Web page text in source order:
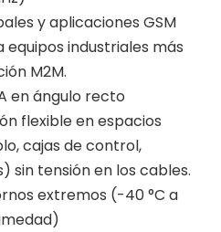
y aplicaciones GSM
equipos industriales más
M2M.
en ángulo recto
flexible en espacios
cajas de control,
sin tensión en los cables.
extremos (-40 °C a